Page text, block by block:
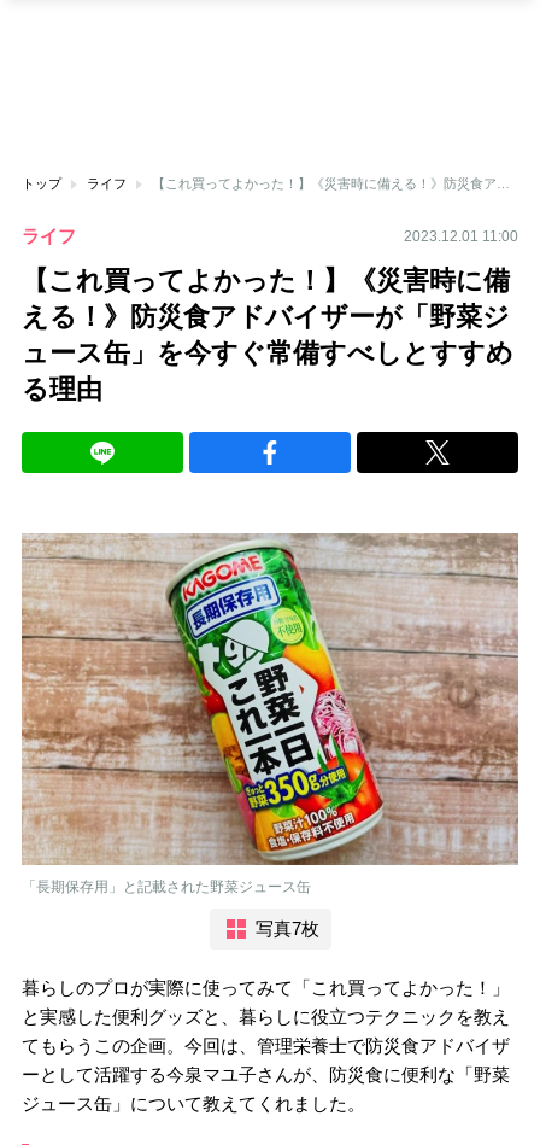
トップ ライフ
ライフ 2023.12.01 11:00
【これ買ってよかった！】《災害時に備
える！》防災食アドバイザーが「野菜ジ
ュース缶」を今すぐ常備すべしとすすめ
る理由
「長期保存用」と記載された野菜ジュース缶
写真7枚
暮らしのプロが実際に使ってみて「これ買ってよかった！」
と実感した便利グッズと、暮らしに役立つテクニックを教え
てもらうこの企画。今回は、管理栄養士で防災食アドバイザ
ーとして活躍する今泉マユ子さんが、防災食に便利な「野菜
ジュース缶」について教えてくれました。